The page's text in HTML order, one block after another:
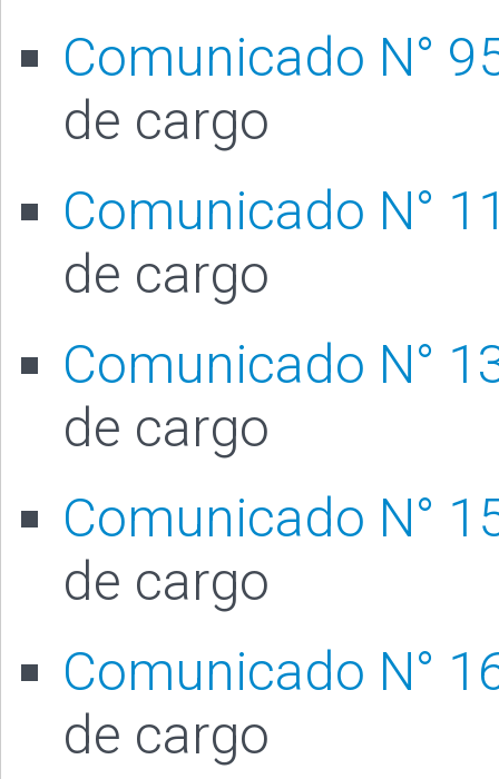
Comunicado N°
de cargo
Comunicado N°
de cargo
Comunicado N°
de cargo
Comunicado N°
de cargo
Comunicado N°
de cargo